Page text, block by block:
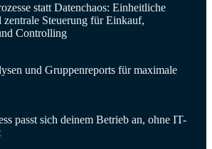
statt Datenchaos: Einheitliche
zentrale Steuerung für Einkauf,
Controlling
und Gruppenreports für maximale
passt sich deinem Betrieb an, ohne IT-